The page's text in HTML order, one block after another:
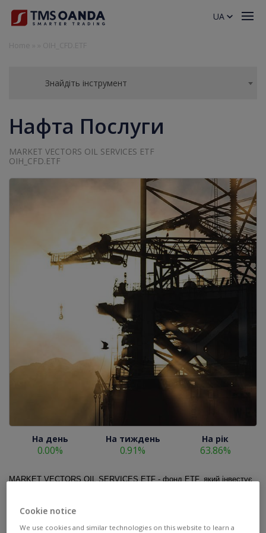
Знайдіть інструмент
Нафта Послуги
MARKET VECTORS OIL SERVICES ETF
OIH_CFD.ETF
На день
0.00%
На тиждень
0.91%
На рік
63.86%
MARKET VECTORS OIL SERVICES ETF - фонд ETF, який інвестує
MVIS US Oil Services 25. Індекс складається з компаній,
зареєстрованих на фондовій біржі США, які займаються нафтовими
UA
Cookie notice
We use cookies and similar technologies on this website to learn a